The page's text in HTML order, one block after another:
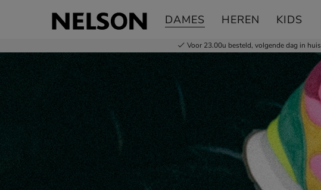
DAMES HEREN KIDS
Voor 23.00u besteld, volgende dag in huis